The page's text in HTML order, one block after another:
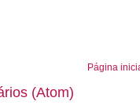
Página
(Atom)